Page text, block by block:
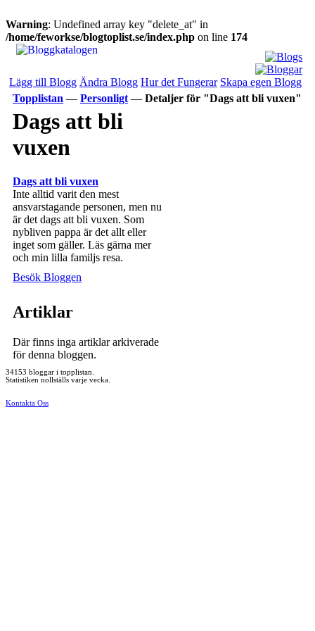
Warning: Undefined array key "delete_at" in
/home/feworkse/blogtoplist.se/index.php on line 174
Lägg till Blogg Ändra Blogg Hur det Fungerar Skapa egen Blogg
Topplistan — Personligt — Detaljer för "Dags att bli vuxen"
Dags att bli
vuxen
Dags att bli vuxen
Inte alltid varit den mest
ansvarstagande personen, men nu
är det dags att bli vuxen. Som
nybliven pappa är det allt eller
inget som gäller. Läs gärna mer
och min lilla familjs resa.
Besök Bloggen
Artiklar
Där finns inga artiklar arkiverade
för denna bloggen.
34153 bloggar i topplistan.
Statistiken nollställs varje vecka.
Kontakta Oss